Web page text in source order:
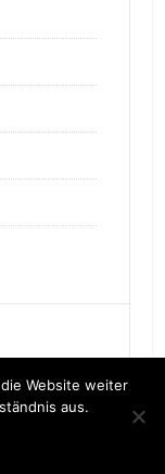
Website weiter
aus.